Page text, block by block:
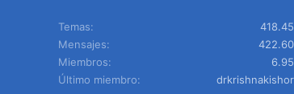
Temas
Mensajes
Miembros
Último miembro